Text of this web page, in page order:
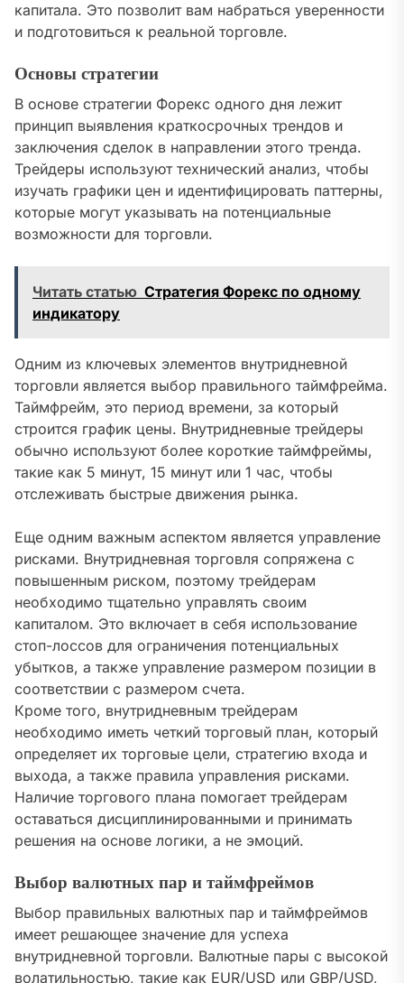
капитала. Это позволит вам набраться уверенности
и подготовиться к реальной торговле.
Основы стратегии
В основе стратегии Форекс одного дня лежит
принцип выявления краткосрочных трендов и
заключения сделок в направлении этого тренда.
Трейдеры используют технический анализ, чтобы
изучать графики цен и идентифицировать паттерны,
которые могут указывать на потенциальные
возможности для торговли.
Читать статью Стратегия Форекс по одному
индикатору
Одним из ключевых элементов внутридневной
торговли является выбор правильного таймфрейма.
Таймфрейм, это период времени, за который
строится график цены. Внутридневные трейдеры
обычно используют более короткие таймфреймы,
такие как 5 минут, 15 минут или 1 час, чтобы
отслеживать быстрые движения рынка.
Еще одним важным аспектом является управление
рисками. Внутридневная торговля сопряжена с
повышенным риском, поэтому трейдерам
необходимо тщательно управлять своим
капиталом. Это включает в себя использование
стоп-лоссов для ограничения потенциальных
убытков, а также управление размером позиции в
соответствии с размером счета.
Кроме того, внутридневным трейдерам
необходимо иметь четкий торговый план, который
определяет их торговые цели, стратегию входа и
выхода, а также правила управления рисками.
Наличие торгового плана помогает трейдерам
оставаться дисциплинированными и принимать
решения на основе логики, а не эмоций.
Выбор валютных пар и таймфреймов
Выбор правильных валютных пар и таймфреймов
имеет решающее значение для успеха
внутридневной торговли. Валютные пары с высокой
волатильностью, такие как EUR/USD или GBP/USD,